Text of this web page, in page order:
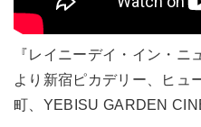
『レイニーデイ・イン・ニ
より新宿ピカデリー、ヒュ
町、YEBISU GARDEN